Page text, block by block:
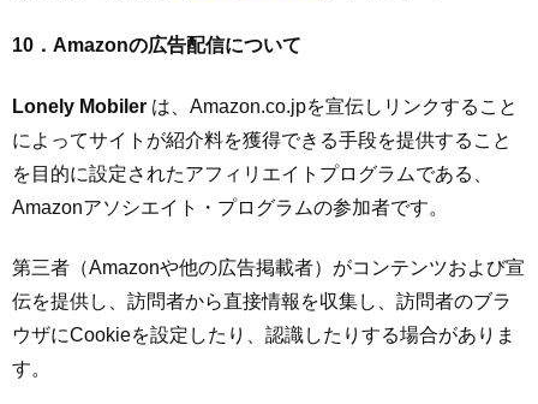
10．Amazonの広告配信について
Lonely Mobiler は、Amazon.co.jpを宣伝しリンクすること
によってサイトが紹介料を獲得できる手段を提供すること
を目的に設定されたアフィリエイトプログラムである、
Amazonアソシエイト・プログラムの参加者です。
第三者（Amazonや他の広告掲載者）がコンテンツおよび宣
伝を提供し、訪問者から直接情報を収集し、訪問者のブラ
ウザにCookieを設定したり、認識したりする場合がありま
す。